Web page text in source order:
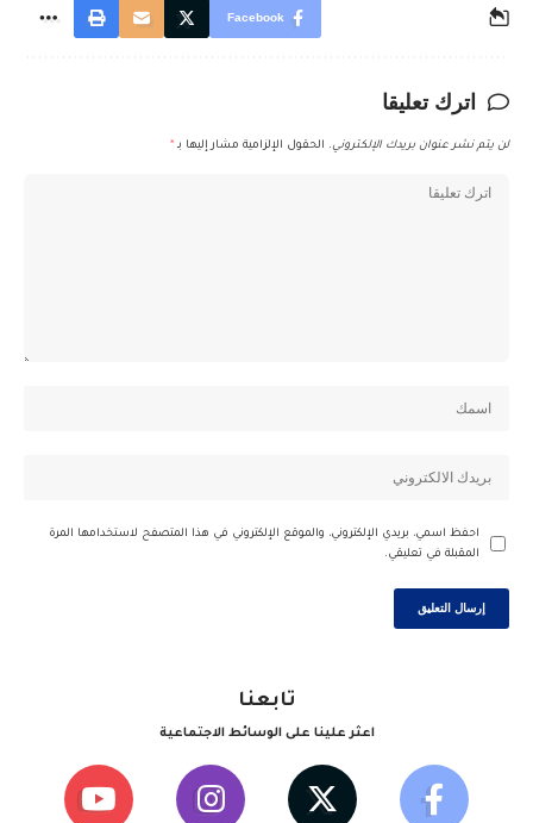
Facebook
اترك تعليقا
لن يتم نشر عنوان بريدك الإلكتروني. الحقول الإلزامية مشار إليها بـ *
احفظ اسمي، بريدي الإلكتروني، والموقع الإلكتروني في هذا المتصفح لاستخدامها المرة
المقبلة في تعليقي.
تابعنا
اعثر علينا على الوسائط الاجتماعية